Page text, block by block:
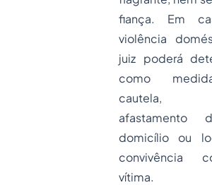
fiança. Em
violência
juiz poderá
como
cautela,
afastamento
domicílio ou
convivência
vítima.